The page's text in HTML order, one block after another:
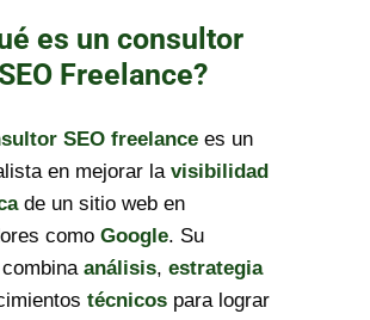
es un consultor
Freelance?
SEO freelance es un
en mejorar la visibilidad
de un sitio web en
como Google. Su
análisis, estrategia
técnicos para lograr